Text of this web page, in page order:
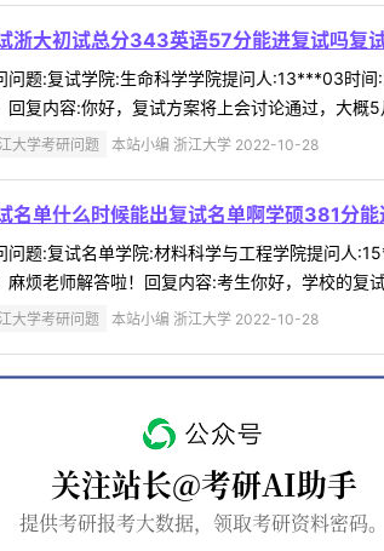
浙大初试总分343英语57分能进复试吗复
问题:复试学院:生命科学学院提问人:13***03时
回复内容:你好，复试方案将上会讨论通过，大概
大学考研问题 本站小编 浙江大学 2022-10-28
名单什么时候能出复试名单啊学硕381分
问题:复试名单学院:材料科学与工程学院提问人
麻烦老师解答啦！回复内容:考生你好，学校的
大学考研问题 本站小编 浙江大学 2022-10-28